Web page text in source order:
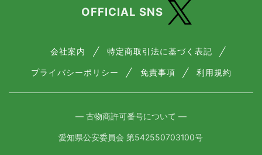
OFFICIAL SNS
会社案内 特定商取引法に基づく表記
プライバシーポリシー 免責事項 利用規約
― 古物商許可番号について ―
愛知県公安委員会 第542550703100号